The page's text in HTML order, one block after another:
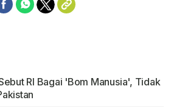
RI Bagai 'Bom Manusia', Tidak